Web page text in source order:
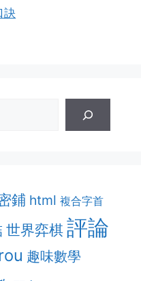
訣
鋪 html 複合字首
世界弈棋 評論
趣味數學